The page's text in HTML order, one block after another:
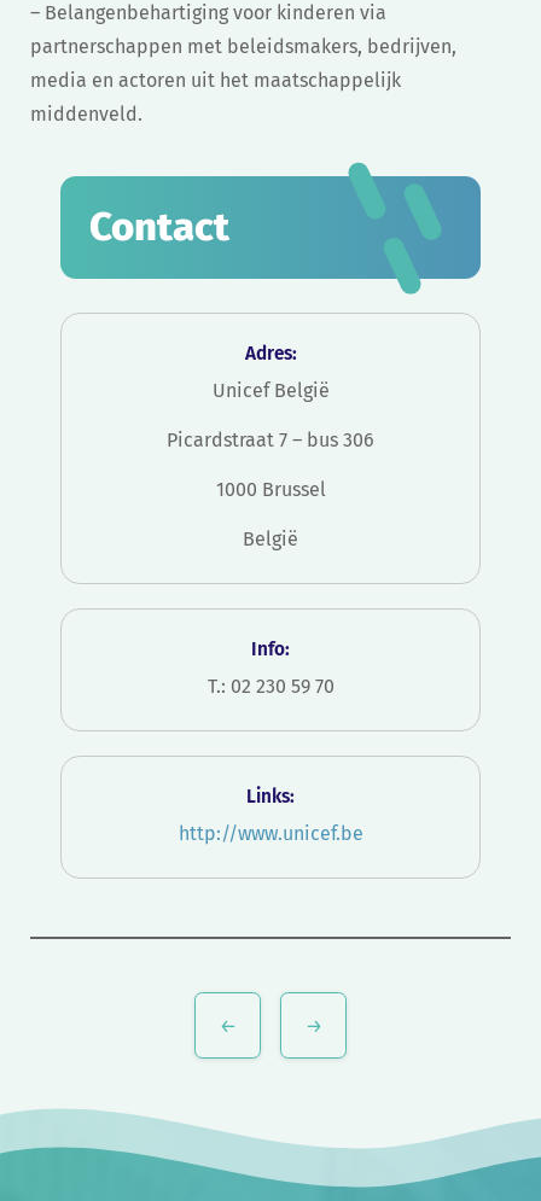
– Belangenbehartiging voor kinderen via
partnerschappen met beleidsmakers, bedrijven,
media en actoren uit het maatschappelijk
middenveld.
Contact
Adres:
Unicef België
Picardstraat 7 – bus 306
1000 Brussel
België
Info:
T.: 02 230 59 70
Links:
http://www.unicef.be